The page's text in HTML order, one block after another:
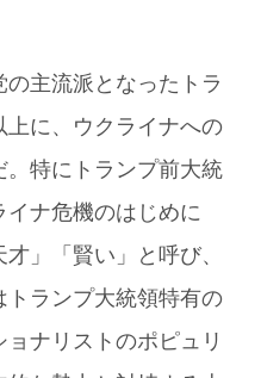
主流派となったトラ
上に、ウクライナへの
特にトランプ前大統
ナ危機のはじめに
」「賢い」と呼び、
ランプ大統領特有の
ナリストのポピュリ